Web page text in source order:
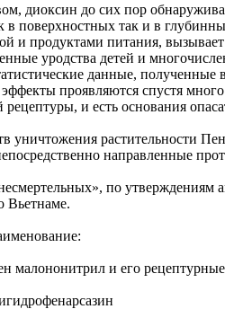
диоксин до сих пор
в поверхностных так и в
и продуктами питания,
уродства детей и
данные, полученные
эффекты проявляются спустя
и есть основания
уничтожения растительности
направленные
по утверждениям
Вьетнаме.
малононитрил и его